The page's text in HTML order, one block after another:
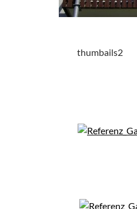
thumbails2